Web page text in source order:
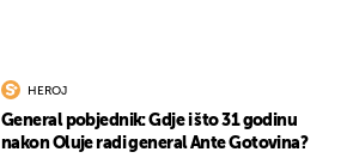
HEROJ
General pobjednik: Gdje i što 31 godinu
nakon Oluje radi general Ante Gotovina?